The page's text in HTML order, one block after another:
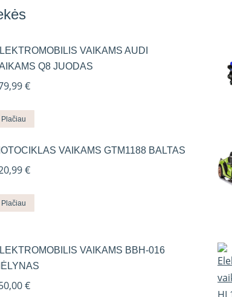
VAIKAMS AUDI
Q8 JUODAS
€
Plačiau
VAIKAMS GTM1188 BALTAS
€
Plačiau
VAIKAMS BBH-016
€